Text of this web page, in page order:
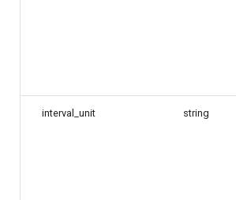
interval_unit string